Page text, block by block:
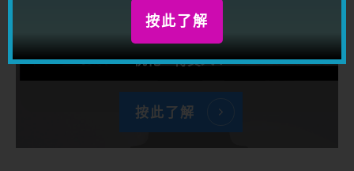
利用强大情商及一流溝通技巧動之以情，
感染帶動任何人，讓你到處都得人緣，得
桃花，得貴人！
按此了解
按此了解